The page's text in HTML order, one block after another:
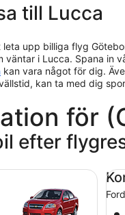
till Lucca
upp billiga flyg
väntar i Lucca. Spana in
kan vara något för dig.
kan ta med dig
för
efter